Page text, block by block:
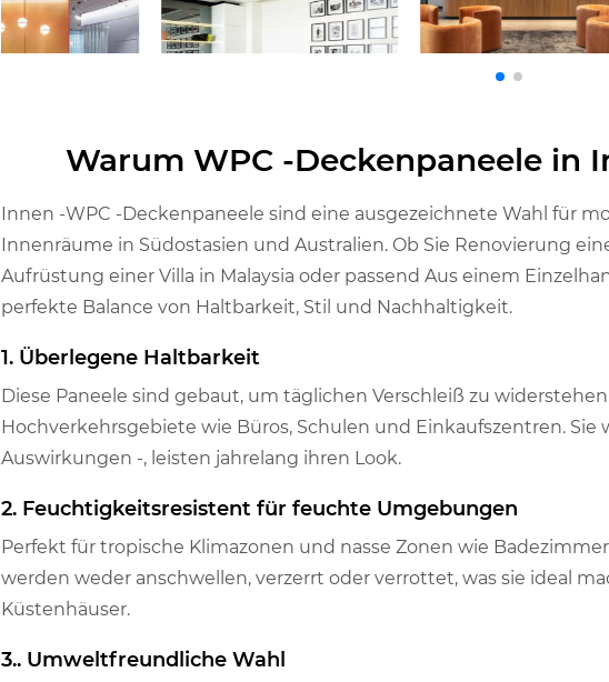
Warum WPC -Deckenpaneele in
Innen -WPC -Deckenpaneele sind eine ausgezeichnete Wahl für
Innenräume in Südostasien und Australien. Ob Sie Renovierung
Aufrüstung einer Villa in Malaysia oder passend Aus einem
perfekte Balance von Haltbarkeit, Stil und Nachhaltigkeit.
1. Überlegene Haltbarkeit
Diese Paneele sind gebaut, um täglichen Verschleiß zu
Hochverkehrsgebiete wie Büros, Schulen und Einkaufszentren. Sie
Auswirkungen -, leisten jahrelang ihren Look.
2. Feuchtigkeitsresistent für feuchte Umgebungen
Perfekt für tropische Klimazonen und nasse Zonen wie
werden weder anschwellen, verzerrt oder verrottet, was sie ideal
Küstenhäuser.
3.. Umweltfreundliche Wahl